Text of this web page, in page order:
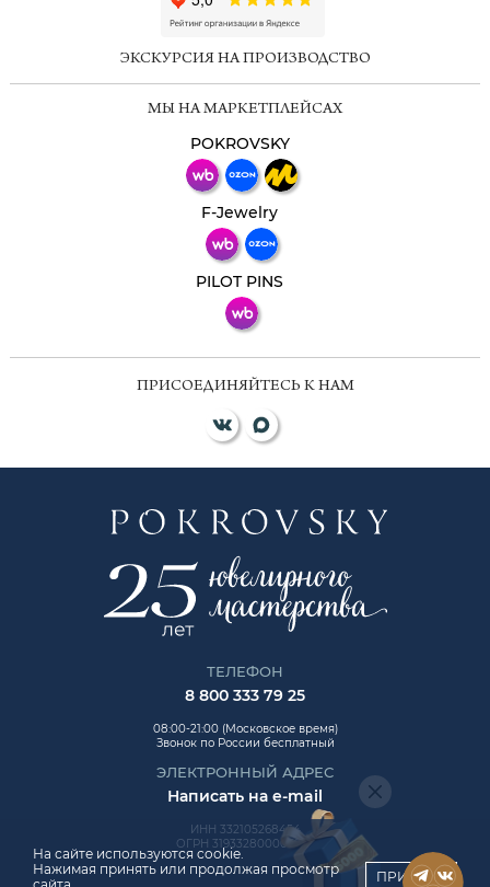
ЭКСКУРСИЯ НА ПРОИЗВОДСТВО
МЫ НА МАРКЕТПЛЕЙСАХ
POKROVSKY
F-Jewelry
PILOT PINS
ПРИСОЕДИНЯЙТЕСЬ К НАМ
ТЕЛЕФОН
8 800 333 79 25
08:00-21:00 (Московское время)
Звонок по России бесплатный
ЭЛЕКТРОННЫЙ АДРЕС
Написать на e-mail
ИНН 332105268454
ОГРН 319332800006992
На сайте используются cookie.
Нажимая принять или продолжая просмотр
ПРИНЯТЬ